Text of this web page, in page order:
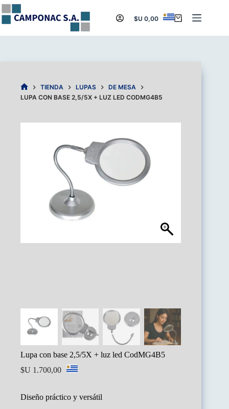
Saltar
al
contenido
Carro
$U 0,00
INICIO
TIENDA LUPAS
DE MESA
LUPA CON BASE 2,5/5X + LUZ LED CODMG4B5
Lupa con base 2,5/5X + luz led CodMG4B5
$U 1.700,00
Diseño práctico y versátil